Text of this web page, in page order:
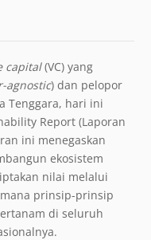
capital(VC) yang
agnostic) dan pelopor
Tenggara, hari ini
Report (Laporan
ini menegaskan
ekosistem
nilai melalui
prinsip-prinsip
di seluruh